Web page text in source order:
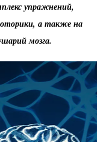
упражнений,
а также на
мозга.